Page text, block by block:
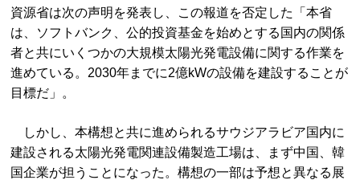
資源省は次の声明を発表し、この報道を否定した「本省
は、ソフトバンク、公的投資基金を始めとする国内の関係
者と共にいくつかの大規模太陽光発電設備に関する作業を
進めている。2030年までに2億kWの設備を建設することが
目標だ」。
しかし、本構想と共に進められるサウジアラビア国内に
建設される太陽光発電関連設備製造工場は、まず中国、韓
国企業が担うことになった。構想の一部は予想と異なる展